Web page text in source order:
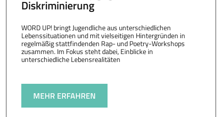
Diskriminierung
WORD UP! bringt Jugendliche aus unterschiedlichen
Lebenssituationen und mit vielseitigen Hintergründen in
regelmäßig stattfindenden Rap- und Poetry-Workshops
zusammen. Im Fokus steht dabei, Einblicke in
unterschiedliche Lebensrealitäten
MEHR ERFAHREN